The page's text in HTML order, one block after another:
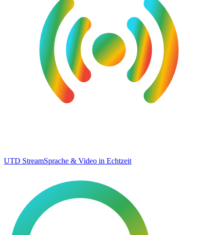
UTD StreamSprache & Video in Echtzeit